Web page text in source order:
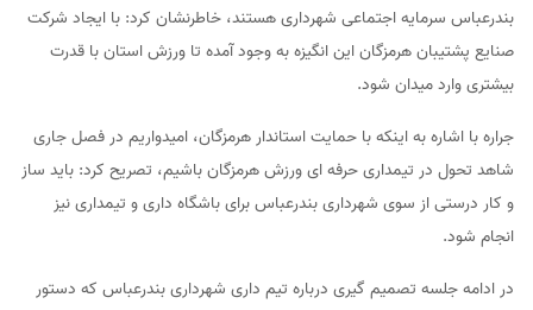
بندرعباس سرمایه اجتماعی شهرداری هستند، خاطرنشان کرد: با ایجاد شرکت
صنایع پشتیبان هرمزگان این انگیزه به وجود آمده تا ورزش استان با قدرت
بیشتری وارد میدان شود.
جراره با اشاره به اینکه با حمایت استاندار هرمزگان، امیدواریم در فصل جاری
شاهد تحول در تیمداری حرفه ای ورزش هرمزگان باشیم، تصریح کرد: باید ساز
و کار درستی از سوی شهرداری بندرعباس برای باشگاه داری و تیمداری نیز
انجام شود.
در ادامه جلسه تصمیم گیری درباره تیم داری شهرداری بندرعباس که دستور